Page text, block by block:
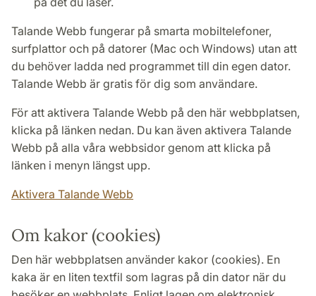
Talande Webb fungerar på smarta mobiltelefoner,
surfplattor och på datorer (Mac och Windows) utan att
du behöver ladda ned programmet till din egen dator.
Talande Webb är gratis för dig som användare.
För att aktivera Talande Webb på den här webbplatsen,
klicka på länken nedan. Du kan även aktivera Talande
Webb på alla våra webbsidor genom att klicka på
länken i menyn längst upp.
Aktivera Talande Webb
Om kakor (cookies)
Den här webbplatsen använder kakor (cookies). En
kaka är en liten textfil som lagras på din dator när du